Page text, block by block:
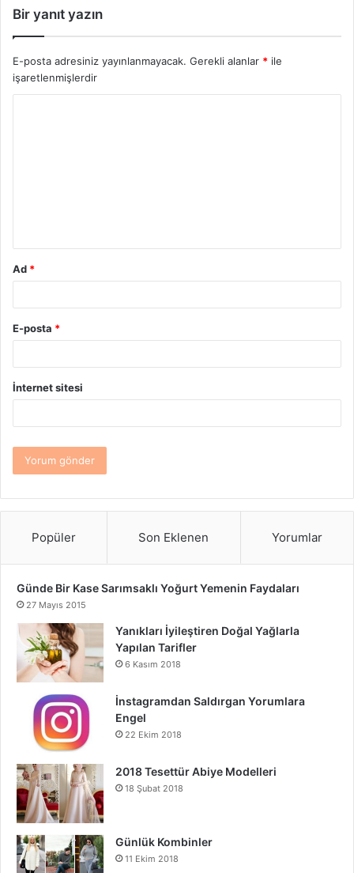
Bir yanıt yazın
E-posta adresiniz yayınlanmayacak. Gerekli alanlar * ile
işaretlenmişlerdir
Ad *
E-posta *
İnternet sitesi
Popüler Son Eklenen Yorumlar
Günde Bir Kase Sarımsaklı Yoğurt Yemenin Faydaları
27 Mayıs 2015
Yanıkları İyileştiren Doğal Yağlarla
Yapılan Tarifler
6 Kasım 2018
İnstagramdan Saldırgan Yorumlara
Engel
22 Ekim 2018
2018 Tesettür Abiye Modelleri
18 Şubat 2018
Günlük Kombinler
11 Ekim 2018